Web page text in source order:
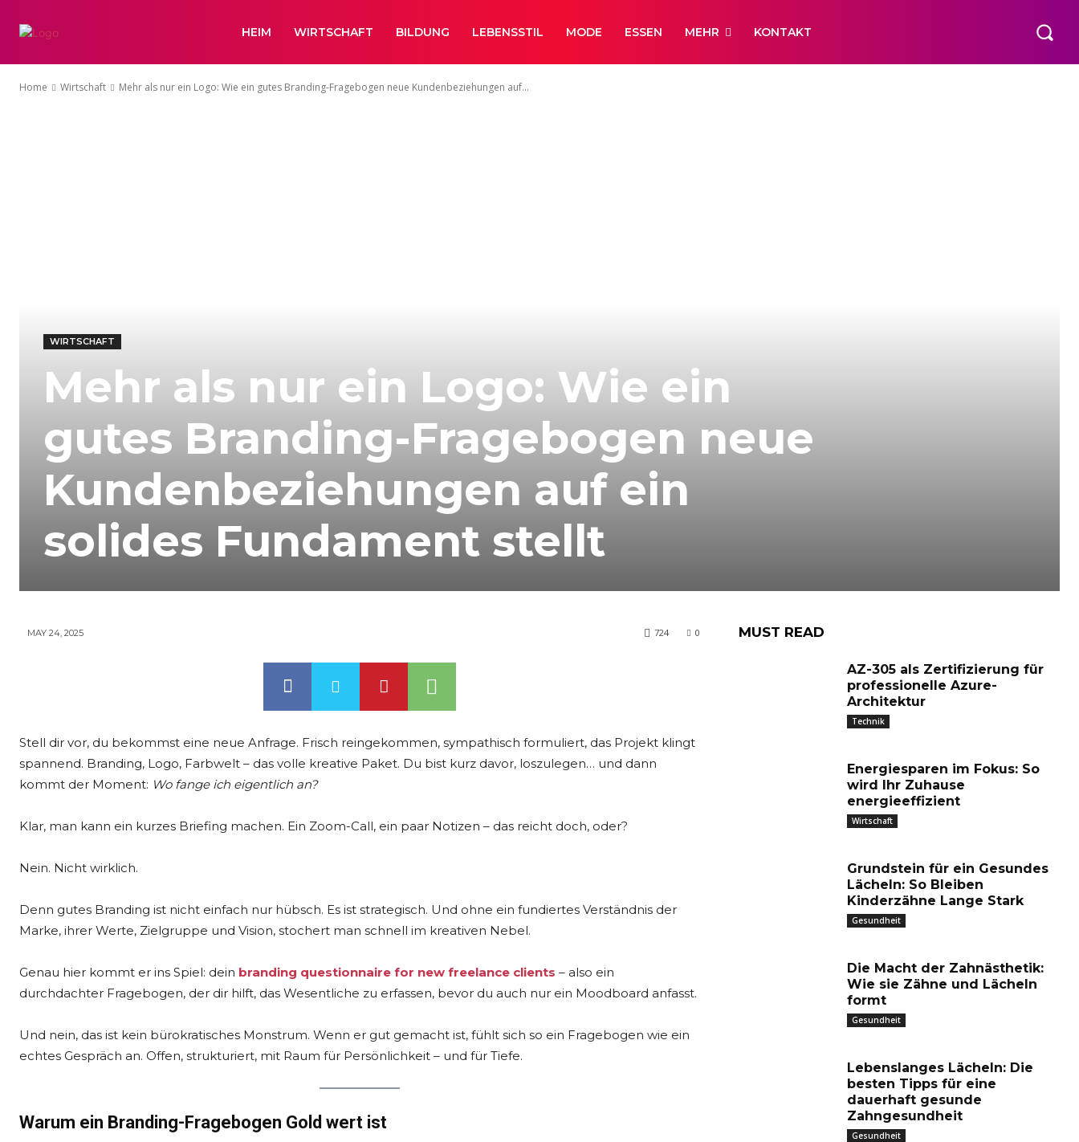
HEIM WIRTSCHAFT BILDUNG LEBENSSTIL MODE ESSEN MEHR KONTAKT
Home Wirtschaft Mehr als nur ein Logo: Wie ein gutes Branding-Fragebogen neue Kundenbeziehungen auf...
WIRTSCHAFT
Mehr als nur ein Logo: Wie ein
gutes Branding-Fragebogen neue
Kundenbeziehungen auf ein
solides Fundament stellt
MAY 24, 2025 0
724
Stell dir vor, du bekommst eine neue Anfrage. Frisch reingekommen, sympathisch formuliert, das Projekt klingt
spannend. Branding, Logo, Farbwelt – das volle kreative Paket. Du bist kurz davor, loszulegen… und dann
kommt der Moment: Wo fange ich eigentlich an?
Klar, man kann ein kurzes Briefing machen. Ein Zoom-Call, ein paar Notizen – das reicht doch, oder?
Nein. Nicht wirklich.
Denn gutes Branding ist nicht einfach nur hübsch. Es ist strategisch. Und ohne ein fundiertes Verständnis der
Marke, ihrer Werte, Zielgruppe und Vision, stochert man schnell im kreativen Nebel.
Genau hier kommt er ins Spiel: dein branding questionnaire for new freelance clients – also ein
durchdachter Fragebogen, der dir hilft, das Wesentliche zu erfassen, bevor du auch nur ein Moodboard anfasst.
Und nein, das ist kein bürokratisches Monstrum. Wenn er gut gemacht ist, fühlt sich so ein Fragebogen wie ein
echtes Gespräch an. Offen, strukturiert, mit Raum für Persönlichkeit – und für Tiefe.
Warum ein Branding-Fragebogen Gold wert ist
MUST READ
AZ-305 als Zertifizierung für
professionelle Azure-
Architektur
Technik
Energiesparen im Fokus: So
wird Ihr Zuhause
energieeffizient
Wirtschaft
Grundstein für ein Gesundes
Lächeln: So Bleiben
Kinderzähne Lange Stark
Gesundheit
Die Macht der Zahnästhetik:
Wie sie Zähne und Lächeln
formt
Gesundheit
Lebenslanges Lächeln: Die
besten Tipps für eine
dauerhaft gesunde
Zahngesundheit
Gesundheit